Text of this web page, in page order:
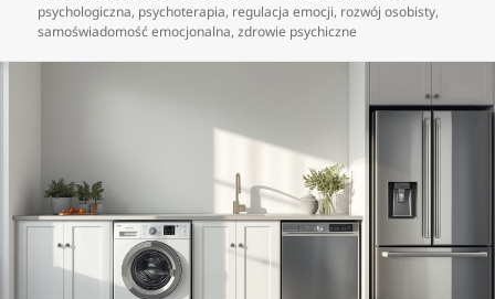
publikacji
psychologiczna, psychoterapia, regulacja emocji, rozwój osobisty,
samoświadomość emocjonalna,zdrowie psychiczne